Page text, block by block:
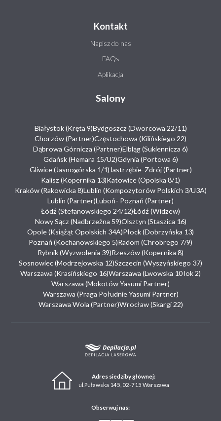
Kontakt
Napisz do nas
FAQs
Aplikacja
Salony
Białystok (Kręta 9)Bydgoszcz (Dworcowa 22/11)
Chorzów (Partner)Częstochowa (Kilińskiego 22)
Dąbrowa Górnicza (Partner)Elbląg (Sukiennicza 6)
Gdańsk (Hemara 15/U2)Gdynia (Portowa 6)
Gliwice (Jasnogórska 1/1) Jastrzębie-Zdrój (Partner)
Kalisz (Kopernika 13)Katowice (Opolska 8/1)
Kraków (Rakowicka 8)Lublin (Kompozytorów Polskich 3/U3A)
Lublin (Partner)Luboń- Poznań (Partner)
Łódź (Stefanowskiego 24/12)Łódź (Widzew)
Nowy Sącz (Nadbrzeżna 59)Olsztyn (Staszica 16)
Opole (Książąt Opolskich 34A)Płock (Dobrzyńska 13)
Poznań (Kochanowskiego 5)Radom (Chrobrego 7/9)
Rybnik (Wyzwolenia 39)Rzeszów (Kopernika 8)
Sosnowiec (Modrzejowska 12)Szczecin (Wyszyńskiego 37)
Warszawa (Krasińskiego 16)Warszawa (Lwowska 10 lok 2)
Warszawa (Mokotów Yasumi Partner)
Warszawa (Praga Południe Yasumi Partner)
Warszawa Wola (Partner)Wrocław (Skargi 22)
Adres siedziby głównej:
ul.Puławska 145, 02-715 Warszawa
Obserwuj nas: